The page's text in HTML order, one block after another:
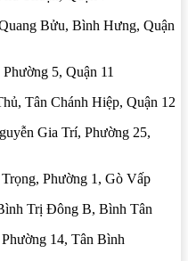
Bửu, Bình Hưng, Quận
5, Quận 11
Tân Chánh Hiệp, Quận 12
Gia Trí, Phường 25,
Phường 1, Gò Vấp
Trị Đông B, Bình Tân
14, Tân Bình